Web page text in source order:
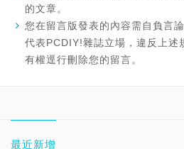
的文章。
您在留言版發表的內容需自負言
代表PCDIY!雜誌立場，違反上述
有權逕行刪除您的留言。
最近新增